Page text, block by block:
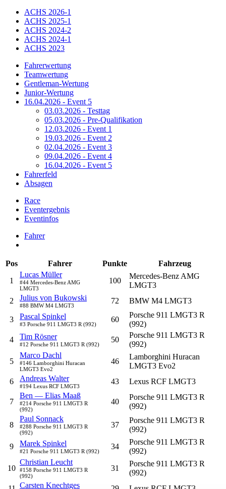
ACHS 2026-1
ACHS 2025-1
ACHS 2024-2
ACHS 2024-1
ACHS 2023
Fahrerwertung
Teamwertung
Gentleman-Wertung
Junior-Wertung
16.04.2026 - Event 5
03.03.2026 - Testtag
05.03.2026 - Pre-Qualifikation
12.03.2026 - Event 1
19.03.2026 - Event 2
02.04.2026 - Event 3
09.04.2026 - Event 4
16.04.2026 - Event 5
Fahrerfeld
Absagen
Race
Eventergebnis
Eventinfos
Fahrer
Pos Fahrer Punkte
Fahrzeug
1
Lucas Müller
#44 Mercedes-Benz AMG
LMGT3
100
Mercedes-Benz AMG
LMGT3
2
Julius von Bukowski
#88 BMW M4 LMGT3
72 BMW M4 LMGT3
3 Pascal Spinkel
#3 Porsche 911 LMGT3 R (992)
60
Porsche 911 LMGT3 R
(992)
4
Tim Rösner
#12 Porsche 911 LMGT3 R (992)
50
Porsche 911 LMGT3 R
(992)
5
Marco Dachl
#146 Lamborghini Huracan
LMGT3 Evo2
46
Lamborghini Huracan
LMGT3 Evo2
6
Andreas Walter
#194 Lexus RCF LMGT3
43 Lexus RCF LMGT3
7
Ben — Elias Maaß
#214 Porsche 911 LMGT3 R
(992)
40
Porsche 911 LMGT3 R
(992)
8
Paul Sonnack
#288 Porsche 911 LMGT3 R
(992)
37
Porsche 911 LMGT3 R
(992)
9
Marek Spinkel
#21 Porsche 911 LMGT3 R (992)
34
Porsche 911 LMGT3 R
(992)
10
Christian Leucht
#158 Porsche 911 LMGT3 R
(992)
31
Porsche 911 LMGT3 R
(992)
Carsten Knechtges